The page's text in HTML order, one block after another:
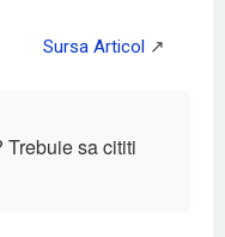
Trebuie sa cititi